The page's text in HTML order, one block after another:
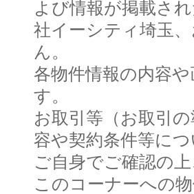
よび情報が掲載さ
社イーシティ埼玉
ん。
各物件情報の内容
す。
お取引等（お取引
容や契約条件等に
ご自身でご確認の
このコーナーへの